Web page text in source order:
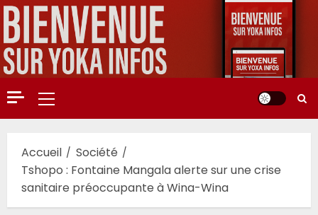
Aller
au
contenu
Menu
principal
Accueil
Société
Tshopo : Fontaine Mangala alerte sur une crise
sanitaire préoccupante à Wina-Wina